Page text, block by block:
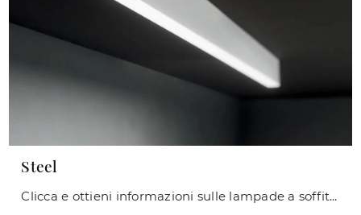
Steel
Clicca e ottieni informazioni sulle lampade a soffitto di Ideal Lux: il modello Steel in metallo ti sta aspettando!